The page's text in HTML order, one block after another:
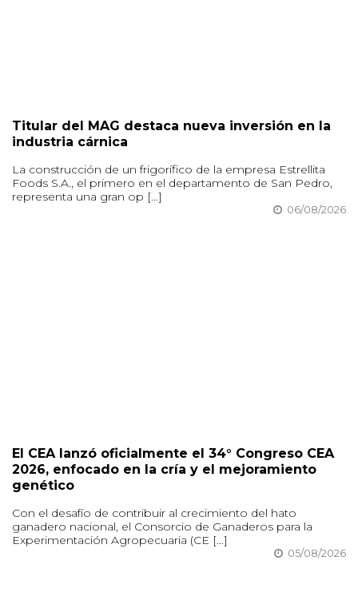
Titular del MAG destaca nueva inversión en la
industria cárnica
La construcción de un frigorífico de la empresa Estrellita
Foods S.A., el primero en el departamento de San Pedro,
representa una gran op [...]
06/08/2026
El CEA lanzó oficialmente el 34° Congreso CEA
2026, enfocado en la cría y el mejoramiento
genético
Con el desafío de contribuir al crecimiento del hato
ganadero nacional, el Consorcio de Ganaderos para la
Experimentación Agropecuaria (CE [...]
05/08/2026